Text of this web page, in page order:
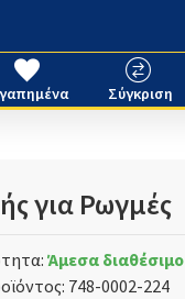
Σύγκριση
για Ρωγμές
Άμεσα διαθέσιμο
748-0002-224